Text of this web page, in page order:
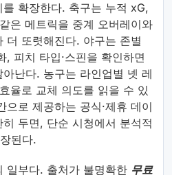
확장한다. 축구는 누적 xG,
은 메트릭을 중계 오버레이와
더 또렷해진다. 야구는 존별
, 피치 타입·스핀을 확인하면
난다. 농구는 라인업별 넷 레
율로 교체 의도를 읽을 수 있
으로 제공하는 공식·제휴 데이
두면, 단순 시청에서 분석적
된다.
일부다. 출처가 불명확한 무료